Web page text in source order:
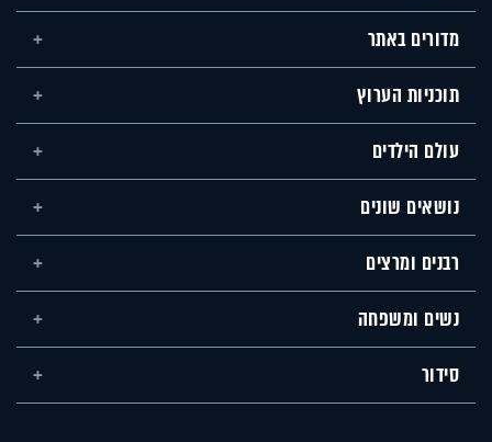
מדורים באתר
תוכניות הערוץ
עולם הילדים
נושאים שונים
רבנים ומרצים
נשים ומשפחה
סידור